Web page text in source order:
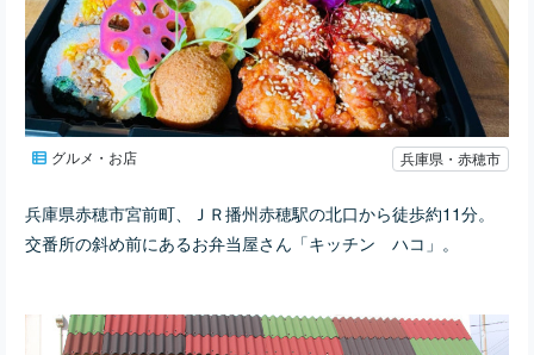
グルメ・お店 兵庫県・赤穂市
兵庫県赤穂市宮前町、ＪＲ播州赤穂駅の北口から徒歩約11分。
交番所の斜め前にあるお弁当屋さん「キッチン ハコ」。